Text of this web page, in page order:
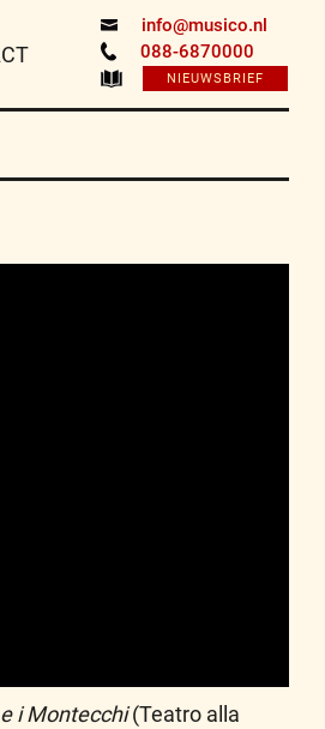
info@musico.nl
088-6870000
NIEUWSBRIEF
i Montecchi(Teatro alla